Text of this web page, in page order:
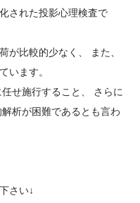
された投影心理検査で
が比較的少なく、 また、
います。
せ施行すること、 さらに
析が困難であるとも言わ
さい↓